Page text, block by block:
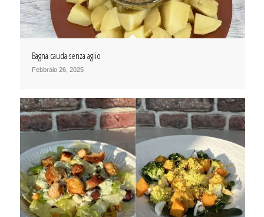
Bagna cauda senza aglio
Febbraio 26, 2025